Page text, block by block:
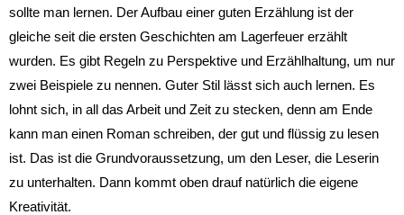
sollte man lernen. Der Aufbau einer guten Erzählung ist der
gleiche seit die ersten Geschichten am Lagerfeuer erzählt
wurden. Es gibt Regeln zu Perspektive und Erzählhaltung, um nur
zwei Beispiele zu nennen. Guter Stil lässt sich auch lernen. Es
lohnt sich, in all das Arbeit und Zeit zu stecken, denn am Ende
kann man einen Roman schreiben, der gut und flüssig zu lesen
ist. Das ist die Grundvoraussetzung, um den Leser, die Leserin
zu unterhalten. Dann kommt oben drauf natürlich die eigene
Kreativität.